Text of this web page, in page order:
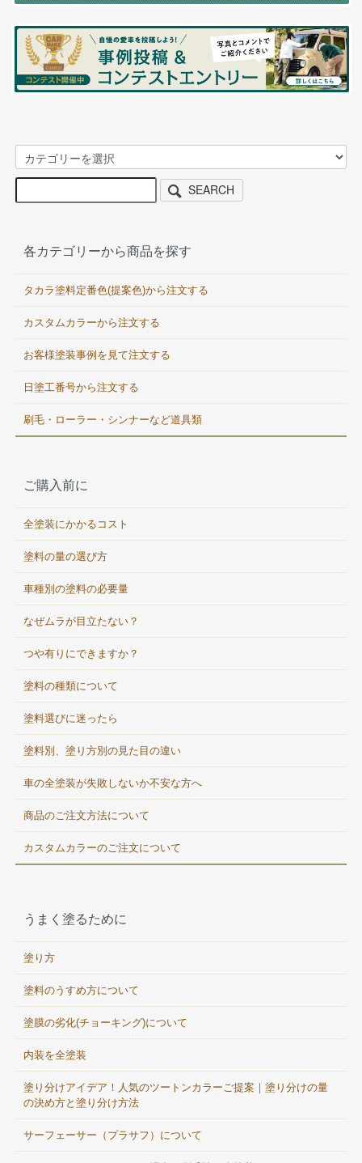
SEARCH
各カテゴリーから商品を探す
タカラ塗料定番色(提案色)から注文する
カスタムカラーから注文する
お客様塗装事例を見て注文する
日塗工番号から注文する
刷毛・ローラー・シンナーなど道具類
ご購入前に
全塗装にかかるコスト
塗料の量の選び方
車種別の塗料の必要量
なぜムラが目立たない？
つや有りにできますか？
塗料の種類について
塗料選びに迷ったら
塗料別、塗り方別の見た目の違い
車の全塗装が失敗しないか不安な方へ
商品のご注文方法について
カスタムカラーのご注文について
うまく塗るために
塗り方
塗料のうすめ方について
塗膜の劣化(チョーキング)について
内装を全塗装
塗り分けアイデア！人気のツートンカラーご提案｜塗り分けの量
の決め方と塗り分け方法
サーフェーサー（プラサフ）について